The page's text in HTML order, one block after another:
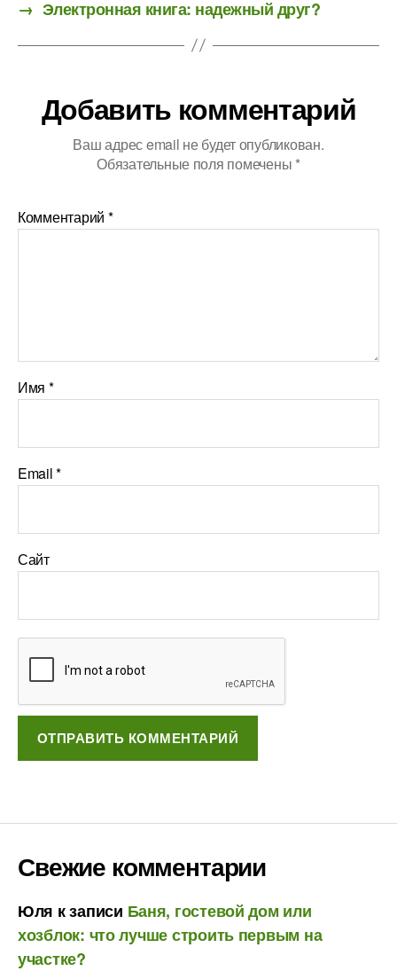
→ Электронная книга: надежный друг?
Добавить комментарий
Ваш адрес email не будет опубликован.
Обязательные поля помечены *
Комментарий *
Имя *
Email*
Сайт
Свежие комментарии
Юля к записи Баня, гостевой дом или
хозблок: что лучше строить первым на
участке?